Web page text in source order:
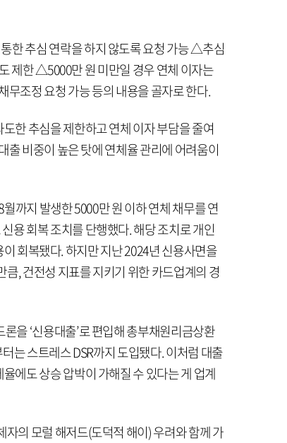
한 추심 연락을 하지 않도록 요청 가능 △추심
제한 △5000만 원 미만일 경우 연체 이자는
조정 요청 가능 등의 내용을 골자로 한다.
한 추심을 제한하고 연체 이자 부담을 줄여
출 비중이 높은 탓에 연체율 관리에 어려움이
까지 발생한 5000만 원 이하 연체 채무를 연
용 회복 조치를 단행했다. 해당 조치로 개인
회복됐다. 하지만 지난 2024년 신용사면을
, 건전성 지표를 지키기 위한 카드업계의 경
을 ‘신용대출’로 편입해 총부채원리금상환
는 스트레스 DSR까지 도입됐다. 이처럼 대출
에도 상승 압박이 가해질 수 있다는 게 업계
의 모럴 해저드(도덕적 해이) 우려와 함께 가